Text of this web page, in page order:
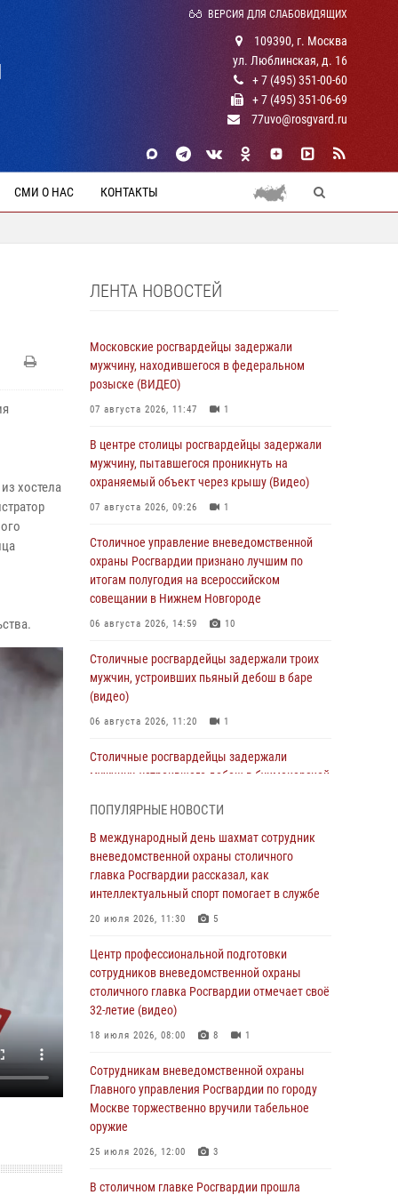
ВЕРСИЯ ДЛЯ СЛАБОВИДЯЩИХ
109390, г. Москва
ул. Люблинская, д. 16
+ 7 (495) 351-00-60
+ 7 (495) 351-06-69
77uvo@rosgvard.ru
СМИ О НАС КОНТАКТЫ
хостела
ЛЕНТА НОВОСТЕЙ
Московские росгвардейцы задержали
мужчину, находившегося в федеральном
розыске (ВИДЕО)
07 августа 2026, 11:47 1
В центре столицы росгвардейцы задержали
мужчину, пытавшегося проникнуть на
охраняемый объект через крышу (Видео)
07 августа 2026, 09:26 1
Столичное управление вневедомственной
охраны Росгвардии признано лучшим по
итогам полугодия на всероссийском
совещании в Нижнем Новгороде
06 августа 2026, 14:59 10
Столичные росгвардейцы задержали троих
мужчин, устроивших пьяный дебош в баре
(видео)
06 августа 2026, 11:20 1
Столичные росгвардейцы задержали
мужчину, устроившего дебош в букмекерской
Делегация МВД Республики Беларусь
ознакомилась с передовыми методами
работы Росгвардии в Москве (видео)
04 августа 2026, 18:16
Сотрудники управления вневедомственной
охраны Главного управления Росгвардии по
городу Москве заняли первое место в
чемпионате столичного главка ведомства по
самбо и боевому самбо (ВИДЕО)
В Москве росгвардейцы задержали
подозреваемого в нападении на охранника
торгового центра (видео)
04 августа 2026, 08:00
На востоке Москвы сотрудники Росгвардии
ПОПУЛЯРНЫЕ НОВОСТИ
В международный день шахмат сотрудник
вневедомственной охраны столичного
главка Росгвардии рассказал, как
интеллектуальный спорт помогает в службе
20 июля 2026, 11:30 5
Центр профессиональной подготовки
сотрудников вневедомственной охраны
столичного главка Росгвардии отмечает своё
32-летие (видео)
18 июля 2026, 08:00 8 1
Сотрудникам вневедомственной охраны
Главного управления Росгвардии по городу
Москве торжественно вручили табельное
оружие
25 июля 2026, 12:00 3
В столичном главке Росгвардии прошла